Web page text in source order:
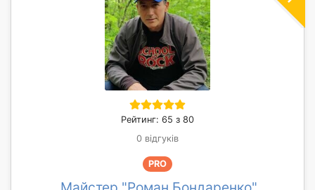
Рейтинг: 65 з 80
0 відгуків
PRO